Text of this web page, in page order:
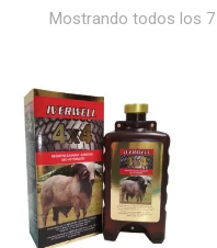
Mostrando todos los